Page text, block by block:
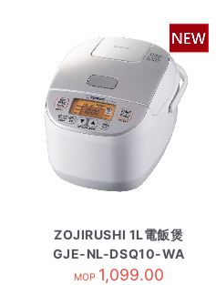
ZOJIRUSHI 1L電飯煲
GJE-NL-DSQ10-WA
MOP 1,099.00